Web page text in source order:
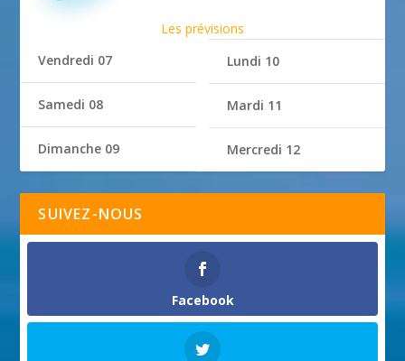
Les prévisions
Vendredi 07
Samedi 08
Dimanche 09
Lundi 10
Mardi 11
Mercredi 12
SUIVEZ-NOUS
Facebook